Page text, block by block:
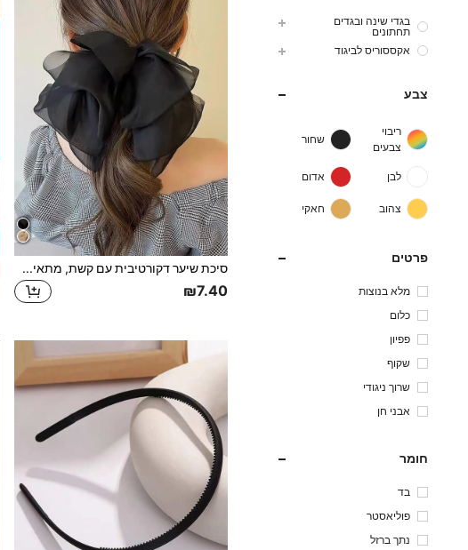
בגדי שינה ובגדים
תחתונים
אקססוריס לביגוד
צבע
ריבוי
צבעים
שחור
לבן אדום
צהוב חאקי
פרטים
מלא בנוצות
כלום
פפיון
שקוף
שרוך ניגודי
אבני חן
חומר
בד
פוליאסטר
נתך ברזל
סיכת שיער דקורטיבית עם קשת, מתאים לשימוש יומיומי, תסרוקות לבנות, אלגנטיות קז'ואלית, אביזרי שיער, סיכת ראש, אביזרי ראש, טיולים, יום הולדת
₪7.40